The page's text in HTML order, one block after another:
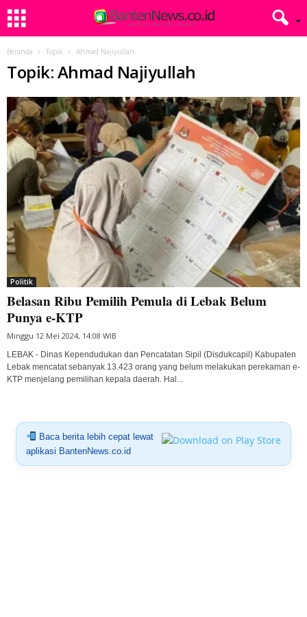
Beranda Topik Ahmad Najiyullah
Topik: Ahmad Najiyullah
Politik
Belasan Ribu Pemilih Pemula di Lebak Belum
Punya e-KTP
Minggu 12 Mei 2024, 14:08 WIB
LEBAK - Dinas Kependudukan dan Pencatatan Sipil (Disdukcapil) Kabupaten
Lebak mencatat sebanyak 13.423 orang yang belum melakukan perekaman e-
KTP menjelang pemilihan kepala daerah. Hal...
Baca berita lebih cepat lewat
aplikasi BantenNews.co.id